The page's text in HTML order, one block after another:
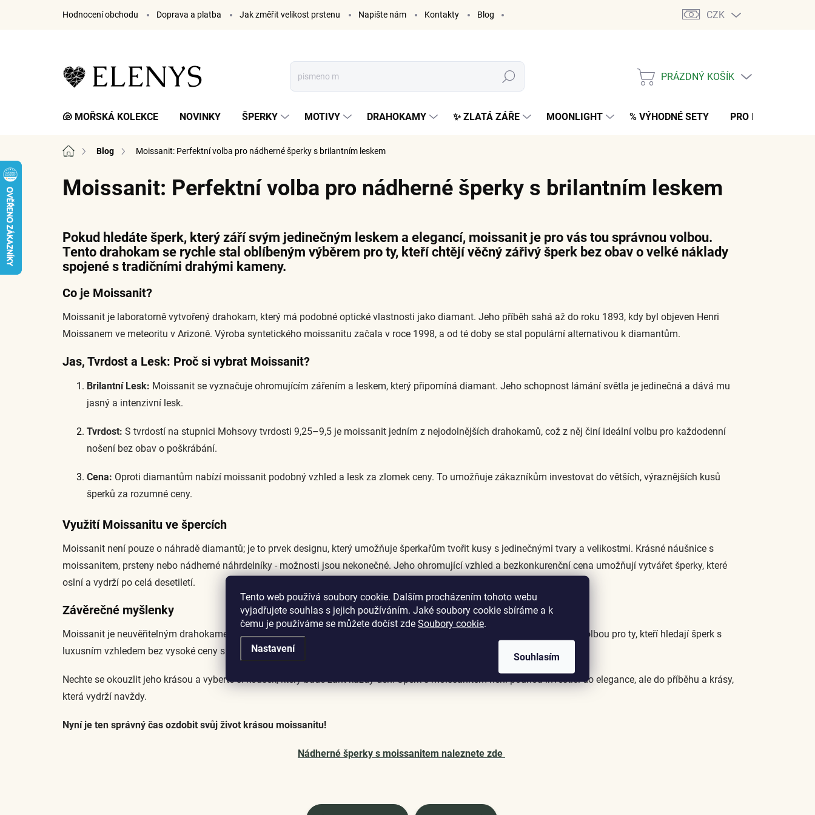
Tento web používá soubory cookie. Dalším procházením tohoto webu
vyjadřujete souhlas s jejich používáním. Jaké soubory cookie sbíráme a k
čemu je používáme se můžete dočíst zde Soubory cookie.
Nastavení
Souhlasím
Hodnocení obchodu Doprava a platba Jak změřit velikost prstenu Napište nám Kontakty Blog CZK
Hledat
NÁKUPNÍ
PRÁZDNÝ KOŠÍK
🐚 MOŘSKÁ KOLEKCE NOVINKY ŠPERKY MOTIVY DRAHOKAMY ✨ ZLATÁ ZÁŘE MOONLIGHT % VÝHODNÉ SETY PRO MUŽE
Domů Blog Moissanit: Perfektní volba pro nádherné šperky s brilantním leskem
Moissanit: Perfektní volba pro nádherné šperky s brilantním leskem
Pokud hledáte šperk, který září svým jedinečným leskem a elegancí, moissanit je pro vás tou správnou volbou.
Tento drahokam se rychle stal oblíbeným výběrem pro ty, kteří chtějí věčný zářivý šperk bez obav o velké náklady
spojené s tradičními drahými kameny.
Co je Moissanit?
Moissanit je laboratorně vytvořený drahokam, který má podobné optické vlastnosti jako diamant. Jeho příběh sahá až do roku 1893, kdy byl objeven Henri
Moissanem ve meteoritu v Arizoně. Výroba syntetického moissanitu začala v roce 1998, a od té doby se stal populární alternativou k diamantům.
Jas, Tvrdost a Lesk: Proč si vybrat Moissanit?
Brilantní Lesk: Moissanit se vyznačuje ohromujícím zářením a leskem, který připomíná diamant. Jeho schopnost lámání světla je jedinečná a dává mu
jasný a intenzivní lesk.
Tvrdost: S tvrdostí na stupnici Mohsovy tvrdosti 9,25–9,5 je moissanit jedním z nejodolnějších drahokamů, což z něj činí ideální volbu pro každodenní
nošení bez obav o poškrábání.
Cena: Oproti diamantům nabízí moissanit podobný vzhled a lesk za zlomek ceny. To umožňuje zákazníkům investovat do větších, výraznějších kusů
šperků za rozumné ceny.
Využití Moissanitu ve špercích
Moissanit není pouze o náhradě diamantů; je to prvek designu, který umožňuje šperkařům tvořit kusy s jedinečnými tvary a velikostmi. Krásné náušnice s
moissanitem, prsteny nebo nádherné náhrdelníky - možnosti jsou nekonečné. Jeho ohromující vzhled a bezkonkurenční cena umožňují vytvářet šperky, které
oslní a vydrží po celá desetiletí.
Závěrečné myšlenky
Moissanit je neuvěřitelným drahokamem, který nabízí krásu, tvrdost a cenovou dostupnost. Jeho jas a lesk ho činí ideální volbou pro ty, kteří hledají šperk s
luxusním vzhledem bez vysoké ceny spojené s tradičními drahými kameny.
Nechte se okouzlit jeho krásou a vyberte si kousek, který bude zářit každý den. Šperk s moissanitem není pouhou investicí do elegance, ale do příběhu a krásy,
která vydrží navždy.
Nyní je ten správný čas ozdobit svůj život krásou moissanitu!
Nádherné šperky s moissanitem naleznete zde